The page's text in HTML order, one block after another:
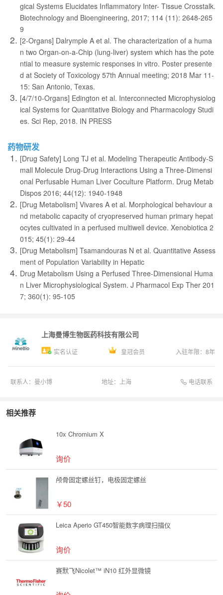
gical Systems Elucidates Inflammatory Inter- Tissue Crosstalk.
Biotechnology and Bioengineering, 2017; 114 (11): 2648-265
9
[2-Organs] Dalrymple A et al. The characterization of a huma
n two Organ-on-a-Chip (lung-liver) system which has the pote
ntial to measure systemic responses in vitro. Poster presente
d at Society of Toxicology 57th Annual meeting; 2018 Mar 11-
15: San Antonio, Texas.
[4/7/10-Organs] Edington et al. Interconnected Microphysiolog
ical Systems for Quantitative Biology and Pharmacology Studi
es. Sci Rep, 2018. IN PRESS
药物研发
[Drug Safety] Long TJ et al. Modeling Therapeutic Antibody-S
mall Molecule Drug-Drug Interactions Using a Three-Dimensi
onal Perfusable Human Liver Coculture Platform. Drug Metab
Dispos 2016; 44(12): 1940-1948
[Drug Metabolism] Vivares A et al. Morphological behaviour a
nd metabolic capacity of cryopreserved human primary hepat
ocytes cultivated in a perfused multiwell device. Xenobiotica 2
015; 45(1): 29-44
[Drug Metabolism] Tsamandouras N et al. Quantitative Assess
ment of Population Variability in Hepatic
Drug Metabolism Using a Perfused Three-Dimensional Huma
n Liver Microphysiological System. J Pharmacol Exp Ther 201
7; 360(1): 95-105
上海曼博生物医药科技有限公司
实名认证 皇冠会员 入驻年限： 8年
联系人： 曼小博 地址： 上海 电话联系
相关推荐
10x Chromium X
询价
颅骨固定螺丝钉，电极固定螺丝
￥50
Leica Aperio GT450智能数字病理扫描仪
询价
赛默飞Nicolet™ iN10 红外显微镜